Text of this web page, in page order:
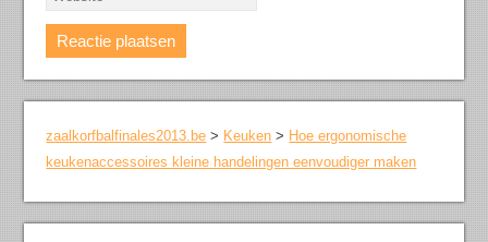
zaalkorfbalfinales2013.be > Keuken > Hoe ergonomische
keukenaccessoires kleine handelingen eenvoudiger maken